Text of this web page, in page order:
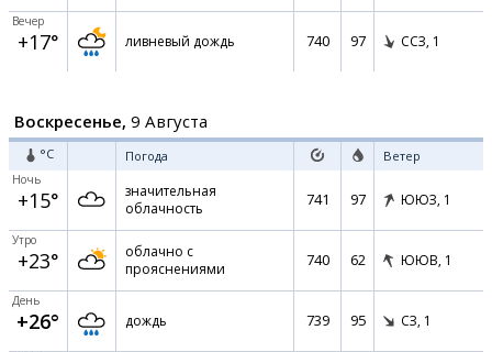
Вечер
+17° ливневый дождь 740 97 ССЗ, 1
Воскресенье, 9 Августа
°C Погода Ветер
Ночь
+15°
значительная
облачность
741 97 ЮЮЗ, 1
Утро
+23°
облачно с
прояснениями
740 62 ЮЮВ, 1
День
+26° дождь 739 95 СЗ, 1